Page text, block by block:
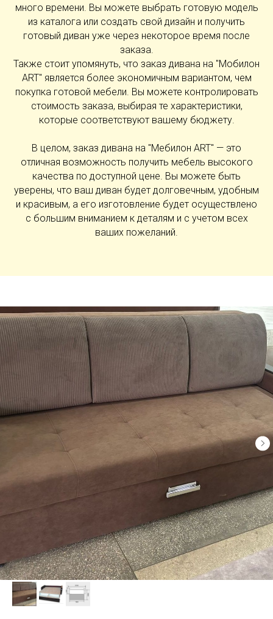
много времени. Вы можете выбрать готовую модель
из каталога или создать свой дизайн и получить
готовый диван уже через некоторое время после
заказа.
Также стоит упомянуть, что заказ дивана на "Мобилон
ART" является более экономичным вариантом, чем
покупка готовой мебели. Вы можете контролировать
стоимость заказа, выбирая те характеристики,
которые соответствуют вашему бюджету.
В целом, заказ дивана на "Мебилон ART" — это
отличная возможность получить мебель высокого
качества по доступной цене. Вы можете быть
уверены, что ваш диван будет долговечным, удобным
и красивым, а его изготовление будет осуществлено
с большим вниманием к деталям и с учетом всех
ваших пожеланий.